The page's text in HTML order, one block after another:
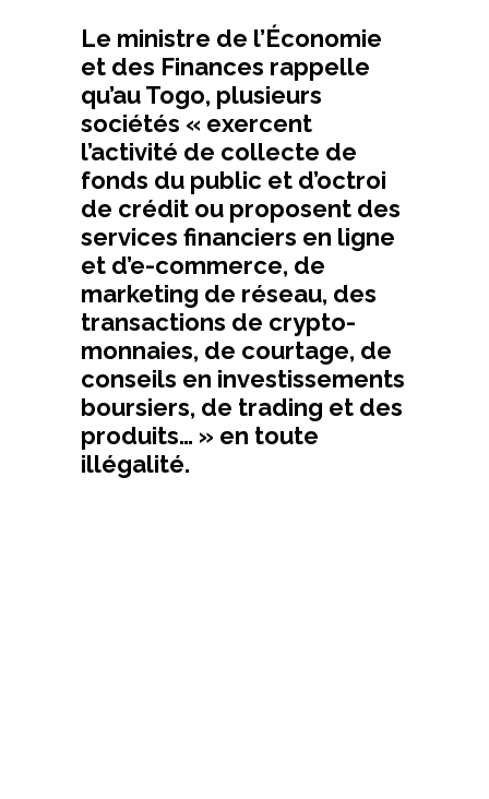
Le ministre de l’Économie
et des Finances rappelle
qu’au Togo, plusieurs
sociétés « exercent
l’activité de collecte de
fonds du public et d’octroi
de crédit ou proposent des
services financiers en ligne
et d’e-commerce, de
marketing de réseau, des
transactions de crypto­
monnaies, de courtage, de
conseils en investissements
boursiers, de trading et des
produits… » en toute
illégalité.